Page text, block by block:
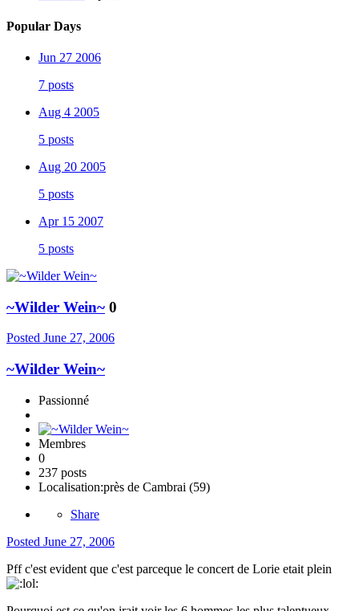
Popular Days
Jun 27 2006
7 posts
Aug 4 2005
5 posts
Aug 20 2005
5 posts
Apr 15 2007
5 posts
~Wilder Wein~ 0
Posted June 27, 2006
~Wilder Wein~
Passionné
Membres
0
237 posts
Localisation:près de Cambrai (59)
Share
Posted June 27, 2006
Pff c'est evident que c'est parceque le concert de Lorie etait plein